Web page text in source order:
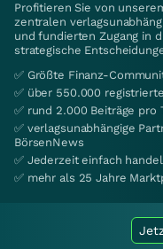
Profitieren Sie von
zentralen
und fundierten Zugang in
strategische
✅ Größte Finanz-
✅ über 550.000
✅ rund 2.000 Beiträge pro
✅ verlagsunabhängige
BörsenNews
✅ Jederzeit einfach
✅ mehr als 25 Jahre